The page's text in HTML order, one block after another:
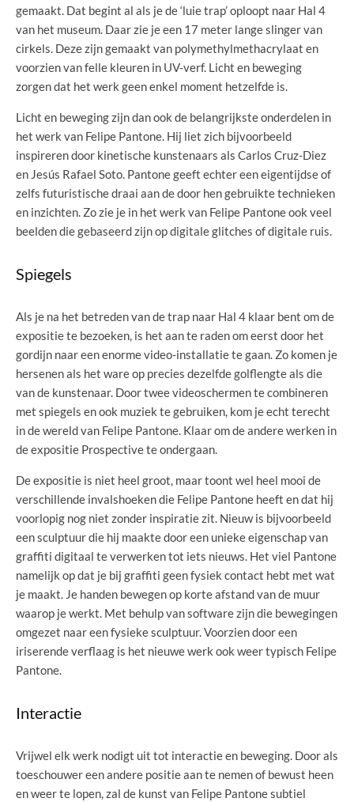
gemaakt. Dat begint al als je de ‘luie trap’ oploopt naar Hal 4
van het museum. Daar zie je een 17 meter lange slinger van
cirkels. Deze zijn gemaakt van polymethylmethacrylaat en
voorzien van felle kleuren in UV-verf. Licht en beweging
zorgen dat het werk geen enkel moment hetzelfde is.
Licht en beweging zijn dan ook de belangrijkste onderdelen in
het werk van Felipe Pantone. Hij liet zich bijvoorbeeld
inspireren door kinetische kunstenaars als Carlos Cruz-Diez
en Jesús Rafael Soto. Pantone geeft echter een eigentijdse of
zelfs futuristische draai aan de door hen gebruikte technieken
en inzichten. Zo zie je in het werk van Felipe Pantone ook veel
beelden die gebaseerd zijn op digitale glitches of digitale ruis.
Spiegels
Als je na het betreden van de trap naar Hal 4 klaar bent om de
expositie te bezoeken, is het aan te raden om eerst door het
gordijn naar een enorme video-installatie te gaan. Zo komen je
hersenen als het ware op precies dezelfde golflengte als die
van de kunstenaar. Door twee videoschermen te combineren
met spiegels en ook muziek te gebruiken, kom je echt terecht
in de wereld van Felipe Pantone. Klaar om de andere werken in
de expositie Prospective te ondergaan.
De expositie is niet heel groot, maar toont wel heel mooi de
verschillende invalshoeken die Felipe Pantone heeft en dat hij
voorlopig nog niet zonder inspiratie zit. Nieuw is bijvoorbeeld
een sculptuur die hij maakte door een unieke eigenschap van
graffiti digitaal te verwerken tot iets nieuws. Het viel Pantone
namelijk op dat je bij graffiti geen fysiek contact hebt met wat
je maakt. Je handen bewegen op korte afstand van de muur
waarop je werkt. Met behulp van software zijn die bewegingen
omgezet naar een fysieke sculptuur. Voorzien door een
iriserende verflaag is het nieuwe werk ook weer typisch Felipe
Pantone.
Interactie
Vrijwel elk werk nodigt uit tot interactie en beweging. Door als
toeschouwer een andere positie aan te nemen of bewust heen
en weer te lopen, zal de kunst van Felipe Pantone subtiel